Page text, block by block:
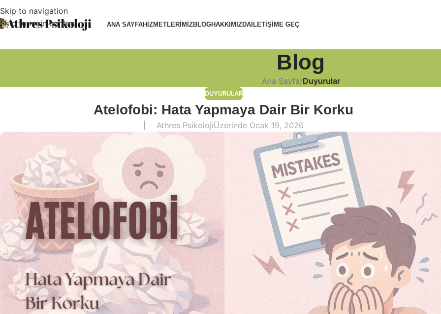
Skip to navigation
Skip to main content
ANA SAYFAHIZMETLERIMIZBLOGHAKKIMIZDA İLETIŞIME GEÇ
Blog
Ana Sayfa/Duyurular
DUYURULAR
Atelofobi: Hata Yapmaya Dair Bir Korku
Athres PsikolojiÜzerinde Ocak 19, 2026